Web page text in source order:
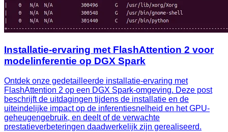
Installatie-ervaring met FlashAttention 2 voor
modelinferentie op DGX Spark
Ontdek onze gedetailleerde installatie-ervaring met
FlashAttention 2 op een DGX Spark-omgeving. Deze post
beschrijft de uitdagingen tijdens de installatie en de
uiteindelijke impact op de inferentiesnelheid en het GPU-
geheugengebruik, en deelt of de verwachte
prestatieverbeteringen daadwerkelijk zijn gerealiseerd.